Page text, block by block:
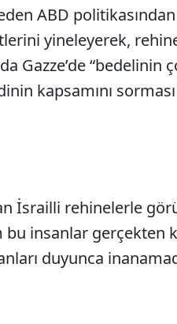
ABD
yineleyerek,
Gazze’de “bedelinin
kapsamını
İsrailli rehinelerle
bu insanlar gerçekten
duyunca